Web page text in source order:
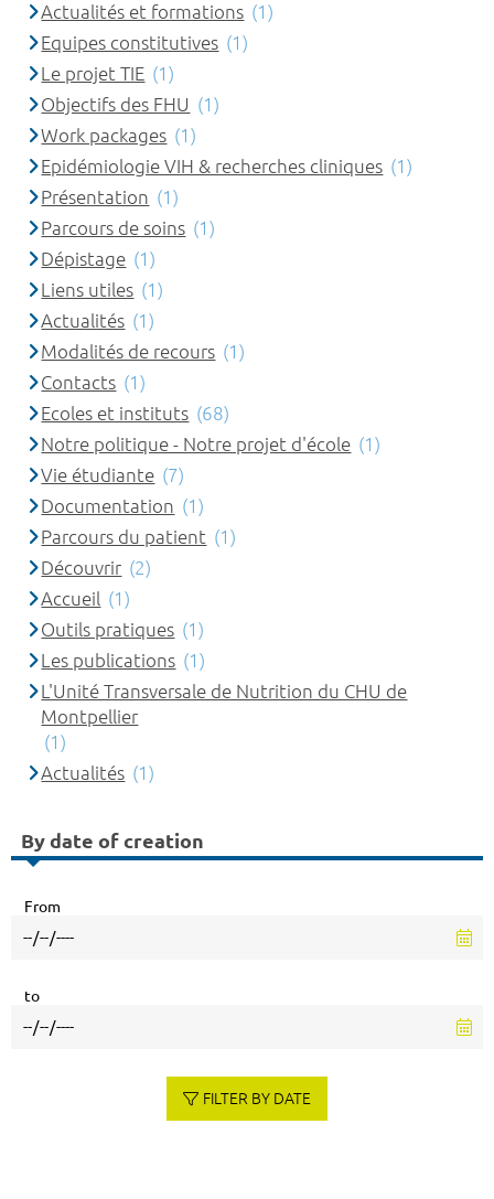
Actualités et formations (1)
Equipes constitutives (1)
Le projet TIE (1)
Objectifs des FHU (1)
Work packages (1)
Epidémiologie VIH & recherches cliniques (1)
Présentation (1)
Parcours de soins (1)
Dépistage (1)
Liens utiles (1)
Actualités (1)
Modalités de recours (1)
Contacts (1)
Ecoles et instituts (68)
Notre politique - Notre projet d'école (1)
Vie étudiante (7)
Documentation (1)
Parcours du patient (1)
Découvrir (2)
Accueil (1)
Outils pratiques (1)
Les publications (1)
L'Unité Transversale de Nutrition du CHU de
Montpellier
(1)
Actualités (1)
By date of creation
From
to
FILTER BY DATE